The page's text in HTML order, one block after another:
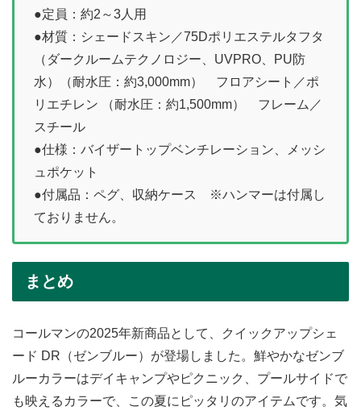
●定員：約2～3人用
●材質：シェードスキン／75Dポリエステルタフタ
（ダークルームテクノロジー、UVPRO、PU防
水）（耐水圧：約3,000mm） フロアシート／ポ
リエチレン （耐水圧：約1,500mm） フレーム／
スチール
●仕様：バイザートップベンチレーション、メッシ
ュポケット
●付属品：ペグ、収納ケース ※ハンマーは付属し
ておりません。
まとめ
コールマンの2025年新商品として、クイックアップシェ
ード DR（ゼンブルー）が登場しました。鮮やかなゼンブ
ルーカラーはデイキャンプやピクニック、プールサイドで
も映えるカラーで、この夏にピッタリのアイテムです。気